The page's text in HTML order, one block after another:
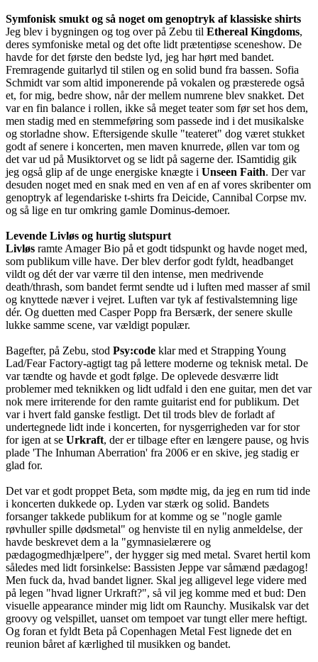
Symfonisk smukt og så noget om genoptryk af klassiske shirts
Jeg blev i bygningen og tog over på Zebu til Ethereal Kingdoms,
deres symfoniske metal og det ofte lidt prætentiøse sceneshow. De
havde for det første den bedste lyd, jeg har hørt med bandet.
Fremragende guitarlyd til stilen og en solid bund fra bassen. Sofia
Schmidt var som altid imponerende på vokalen og præsterede også
et, for mig, bedre show, når der mellem numrene blev snakket. Det
var en fin balance i rollen, ikke så meget teater som før set hos dem,
men stadig med en stemmeføring som passede ind i det musikalske
og storladne show. Eftersigende skulle "teateret" dog været stukket
godt af senere i koncerten, men maven knurrede, øllen var tom og
det var ud på Musiktorvet og se lidt på sagerne der. ISamtidig gik
jeg også glip af de unge energiske knægte i Unseen Faith. Der var
desuden noget med en snak med en ven af en af vores skribenter om
genoptryk af legendariske t-shirts fra Deicide, Cannibal Corpse mv.
og så lige en tur omkring gamle Dominus-demoer.
Levende Livløs og hurtig slutspurt
Livløs ramte Amager Bio på et godt tidspunkt og havde noget med,
som publikum ville have. Der blev derfor godt fyldt, headbanget
vildt og dét der var værre til den intense, men medrivende
death/thrash, som bandet fermt sendte ud i luften med masser af smil
og knyttede næver i vejret. Luften var tyk af festivalstemning lige
dér. Og duetten med Casper Popp fra Bersærk, der senere skulle
lukke samme scene, var vældigt populær.
Bagefter, på Zebu, stod Psy:code klar med et Strapping Young
Lad/Fear Factory-agtigt tag på lettere moderne og teknisk metal. De
var tændte og havde et godt følge. De oplevede desværre lidt
problemer med teknikken og lidt udfald i den ene guitar, men det var
nok mere irriterende for den ramte guitarist end for publikum. Det
var i hvert fald ganske festligt. Det til trods blev de forladt af
undertegnede lidt inde i koncerten, for nysgerrigheden var for stor
for igen at se Urkraft, der er tilbage efter en længere pause, og hvis
plade 'The Inhuman Aberration' fra 2006 er en skive, jeg stadig er
glad for.
Det var et godt proppet Beta, som mødte mig, da jeg en rum tid inde
i koncerten dukkede op. Lyden var stærk og solid. Bandets
forsanger takkede publikum for at komme og se "nogle gamle
røvhuller spille dødsmetal" og henviste til en nylig anmeldelse, der
havde beskrevet dem a la "gymnasielærere og
pædagogmedhjælpere", der hygger sig med metal. Svaret hertil kom
således med lidt forsinkelse: Bassisten Jeppe var såmænd pædagog!
Men fuck da, hvad bandet ligner. Skal jeg alligevel lege videre med
på legen "hvad ligner Urkraft?", så vil jeg komme med et bud: Den
visuelle appearance minder mig lidt om Raunchy. Musikalsk var det
groovy og velspillet, uanset om tempoet var tungt eller mere heftigt.
Og foran et fyldt Beta på Copenhagen Metal Fest lignede det en
reunion båret af kærlighed til musikken og bandet.